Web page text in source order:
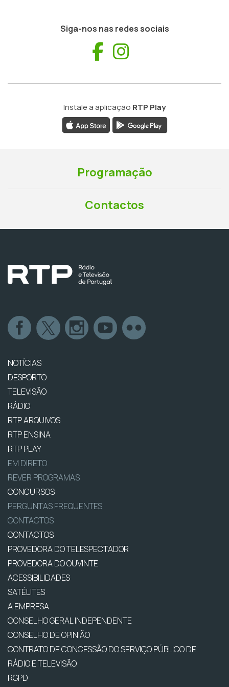
Siga-nos nas redes sociais
Facebook
Instale a aplicação RTP Play
Programação
Contactos
NOTÍCIAS
DESPORTO
TELEVISÃO
RÁDIO
RTP ARQUIVOS
RTP ENSINA
RTP PLAY
EM DIRETO
REVER PROGRAMAS
CONCURSOS
PERGUNTAS FREQUENTES
CONTACTOS
CONTACTOS
PROVEDORA DO TELESPECTADOR
PROVEDORA DO OUVINTE
ACESSIBILIDADES
SATÉLITES
A EMPRESA
CONSELHO GERAL INDEPENDENTE
CONSELHO DE OPINIÃO
CONTRATO DE CONCESSÃO DO SERVIÇO PÚBLICO DE
RÁDIO E TELEVISÃO
RGPD